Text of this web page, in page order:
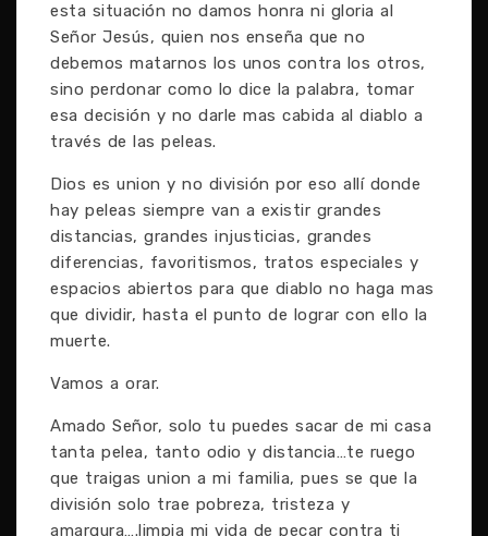
esta situación no damos honra ni gloria al
Señor Jesús, quien nos enseña que no
debemos matarnos los unos contra los otros,
sino perdonar como lo dice la palabra, tomar
esa decisión y no darle mas cabida al diablo a
través de las peleas.
Dios es union y no división por eso allí donde
hay peleas siempre van a existir grandes
distancias, grandes injusticias, grandes
diferencias, favoritismos, tratos especiales y
espacios abiertos para que diablo no haga mas
que dividir, hasta el punto de lograr con ello la
muerte.
Vamos a orar.
Amado Señor, solo tu puedes sacar de mi casa
tanta pelea, tanto odio y distancia…te ruego
que traigas union a mi familia, pues se que la
división solo trae pobreza, tristeza y
amargura….limpia mi vida de pecar contra ti